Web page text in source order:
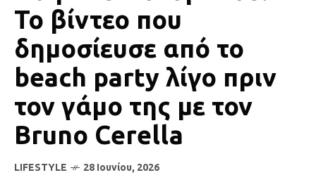
Το βίντεο που
δημοσίευσε από το
beach party λίγο πριν
τον γάμο της με τον
Bruno Cerella
LIFESTYLE 28 Ιουνίου, 2026